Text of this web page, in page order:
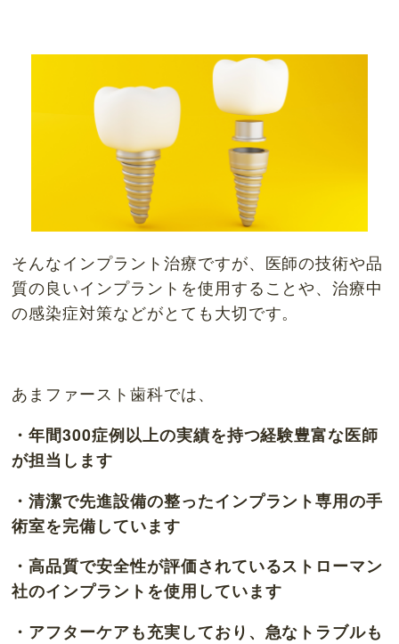
そんなインプラント治療ですが、医師の技術や品
質の良いインプラントを使用することや、治療中
の感染症対策などがとても大切です。
あまファースト歯科では、
・年間300症例以上の実績を持つ経験豊富な医師
が担当します
・清潔で先進設備の整ったインプラント専用の手
術室を完備しています
・高品質で安全性が評価されているストローマン
社のインプラントを使用しています
・アフターケアも充実しており、急なトラブルも